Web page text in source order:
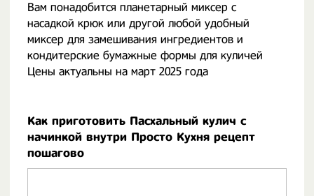
Вам понадобится планетарный миксер с
насадкой крюк или другой любой удобный
миксер для замешивания ингредиентов и
кондитерские бумажные формы для куличей
Цены актуальны на март 2025 года
Как приготовить Пасхальный кулич с
начинкой внутри Просто Кухня рецепт
пошагово